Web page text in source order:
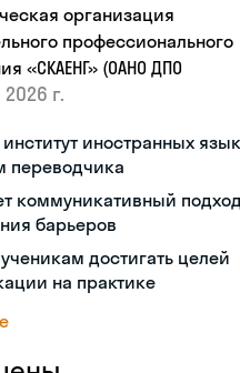
организация
профессионального
«СКАЕНГ» (ОАНО ДПО
2026 г.
иностранных
переводчика
коммуникативный
барьеров
достигать целей
на практике